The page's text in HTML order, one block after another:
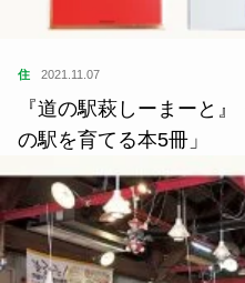
住 2021.11.07
『道の駅萩しーまーと
の駅を育てる本5冊」